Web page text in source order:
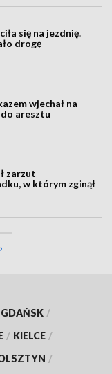
się na jezdnię.
drogę
wjechał na
aresztu
zarzut
w którym zginął
GDAŃSK /
/ KIELCE /
/